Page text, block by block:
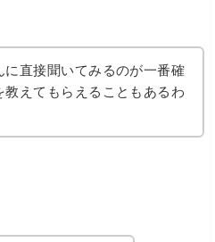
に直接聞いてみるのが一番確
教えてもらえることもあるわ